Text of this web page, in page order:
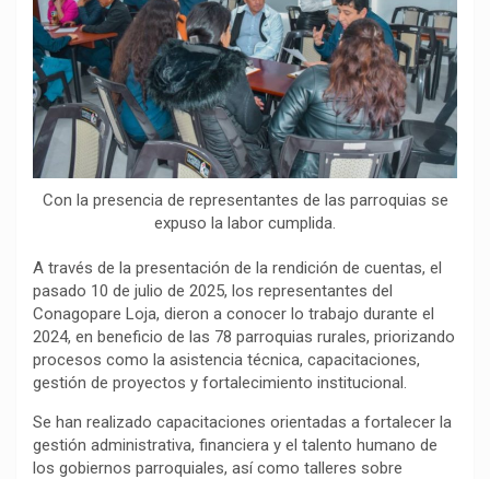
o
k
p
p
a
m
n
k
t
i
r
Con la presencia de representantes de las parroquias se
expuso la labor cumplida.
A través de la presentación de la rendición de cuentas, el
pasado 10 de julio de 2025, los representantes del
Conagopare Loja, dieron a conocer lo trabajo durante el
2024, en beneficio de las 78 parroquias rurales, priorizando
procesos como la asistencia técnica, capacitaciones,
gestión de proyectos y fortalecimiento institucional.
Se han realizado capacitaciones orientadas a fortalecer la
gestión administrativa, financiera y el talento humano de
los gobiernos parroquiales, así como talleres sobre